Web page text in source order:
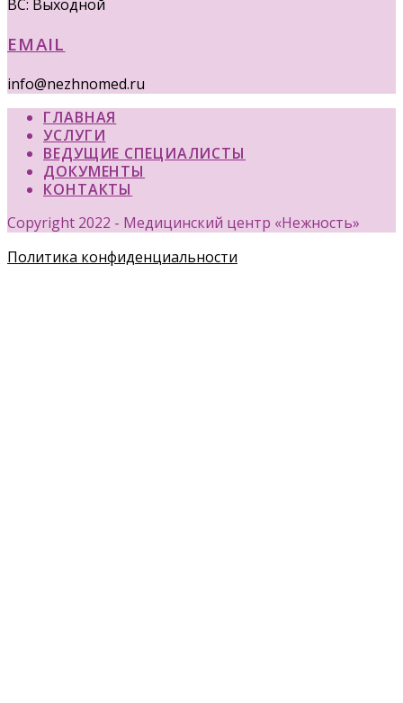
ВС: Выходной
EMAIL
info@nezhnomed.ru
ГЛАВНАЯ
УСЛУГИ
ВЕДУЩИЕ СПЕЦИАЛИСТЫ
ДОКУМЕНТЫ
КОНТАКТЫ
Copyright 2022 - Медицинский центр «Нежность»
Политика конфиденциальности